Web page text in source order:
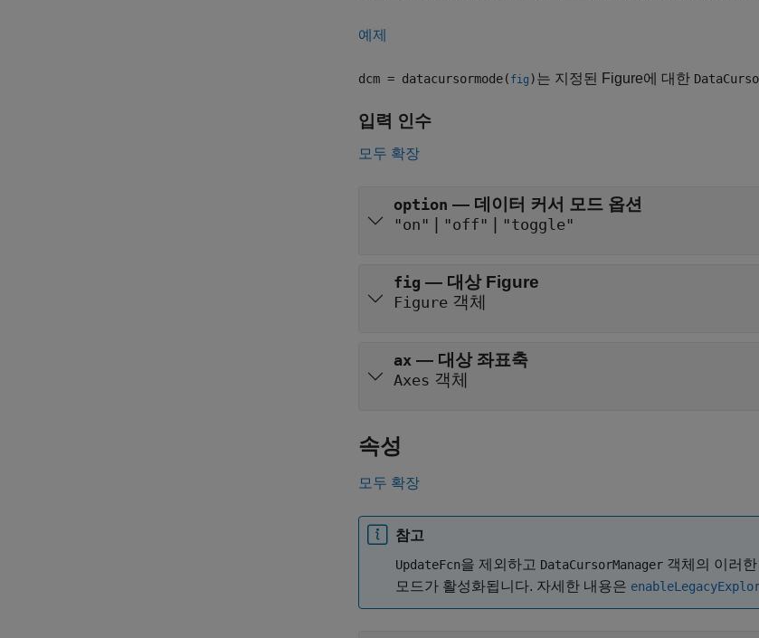
예제
dcm = datacursormode( fig )는 지정된 Figure에 대한
입력 인수
모두 확장
option — 데이터 커서 모드 옵션
"on" "off" "toggle"
fig — 대상 Figure
Figure 객체
ax — 대상 좌표축
Axes 객체
속성
모두 확장
참고
UpdateFcn을 제외하고 DataCursorManager 객체의 이러
모드가 활성화됩니다. 자세한 내용은